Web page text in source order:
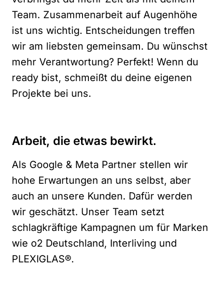
Team. Zusammenarbeit auf Augenhöhe
ist uns wichtig. Entscheidungen treffen
wir am liebsten gemeinsam. Du wünschst
mehr Verantwortung? Perfekt! Wenn du
ready bist, schmeißt du deine eigenen
Projekte bei uns.
Arbeit, die etwas bewirkt.
Als Google & Meta Partner stellen wir
hohe Erwartungen an uns selbst, aber
auch an unsere Kunden. Dafür werden
wir geschätzt. Unser Team setzt
schlagkräftige Kampagnen um für Marken
wie o2 Deutschland, Interliving und
PLEXIGLAS®.